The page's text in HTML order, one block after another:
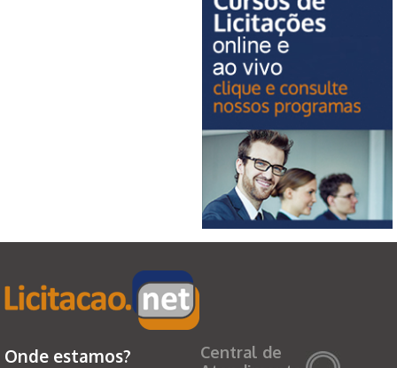
Onde estamos?
Central de